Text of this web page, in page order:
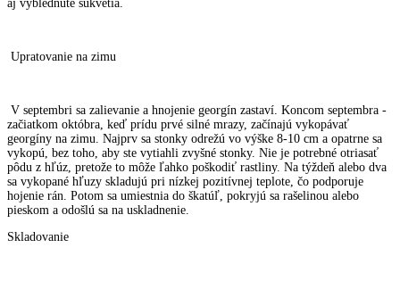
aj vyblednuté súkvetia.
Upratovanie na zimu
V septembri sa zalievanie a hnojenie georgín zastaví. Koncom septembra -
začiatkom októbra, keď prídu prvé silné mrazy, začínajú vykopávať
georgíny na zimu. Najprv sa stonky odrežú vo výške 8-10 cm a opatrne sa
vykopú, bez toho, aby ste vytiahli zvyšné stonky. Nie je potrebné otriasať
pôdu z hľúz, pretože to môže ľahko poškodiť rastliny. Na týždeň alebo dva
sa vykopané hľuzy skladujú pri nízkej pozitívnej teplote, čo podporuje
hojenie rán. Potom sa umiestnia do škatúľ, pokryjú sa rašelinou alebo
pieskom a odošlú sa na uskladnenie.
Skladovanie